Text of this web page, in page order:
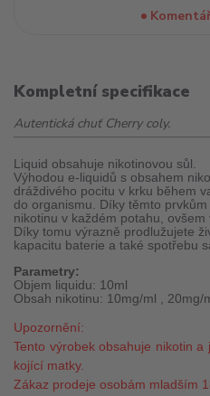
Kompletní specifikace
Autentická chuť Cherry coly.
Liquid obsahuje nikotinovou sůl.
Výhodou e-liquidů s obsahem
dráždivého pocitu v krku během
do organismu. Díky těmto
nikotinu v každém potahu,
Díky tomu výrazně prodlužujete
kapacitu baterie a také spotřebu
Parametry:
Objem liquidu: 10ml
Obsah nikotinu: 10mg/ml , 20mg/
Upozornění:
Tento výrobek obsahuje nikotin
kojící matky.
Zákaz prodeje osobám mladším